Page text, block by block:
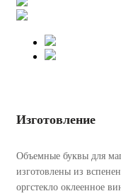
Изготовление
Объемные буквы для
изготовлены из
оргстекло оклеенное